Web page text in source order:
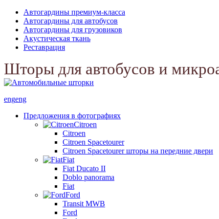
Автогардины премиум-класса
Автогардины для автобусов
Автогардины для грузовиков
Акустическая ткань
Реставрация
Шторы для автобусов и
engeng
Предложения в фотографиях
Citroen
Citroen
Citroen Spacetourer
Citroen Spacetourer шторы на передние двери
Fiat
Fiat Ducato II
Doblo panorama
Fiat
Ford
Transit MWB
Ford